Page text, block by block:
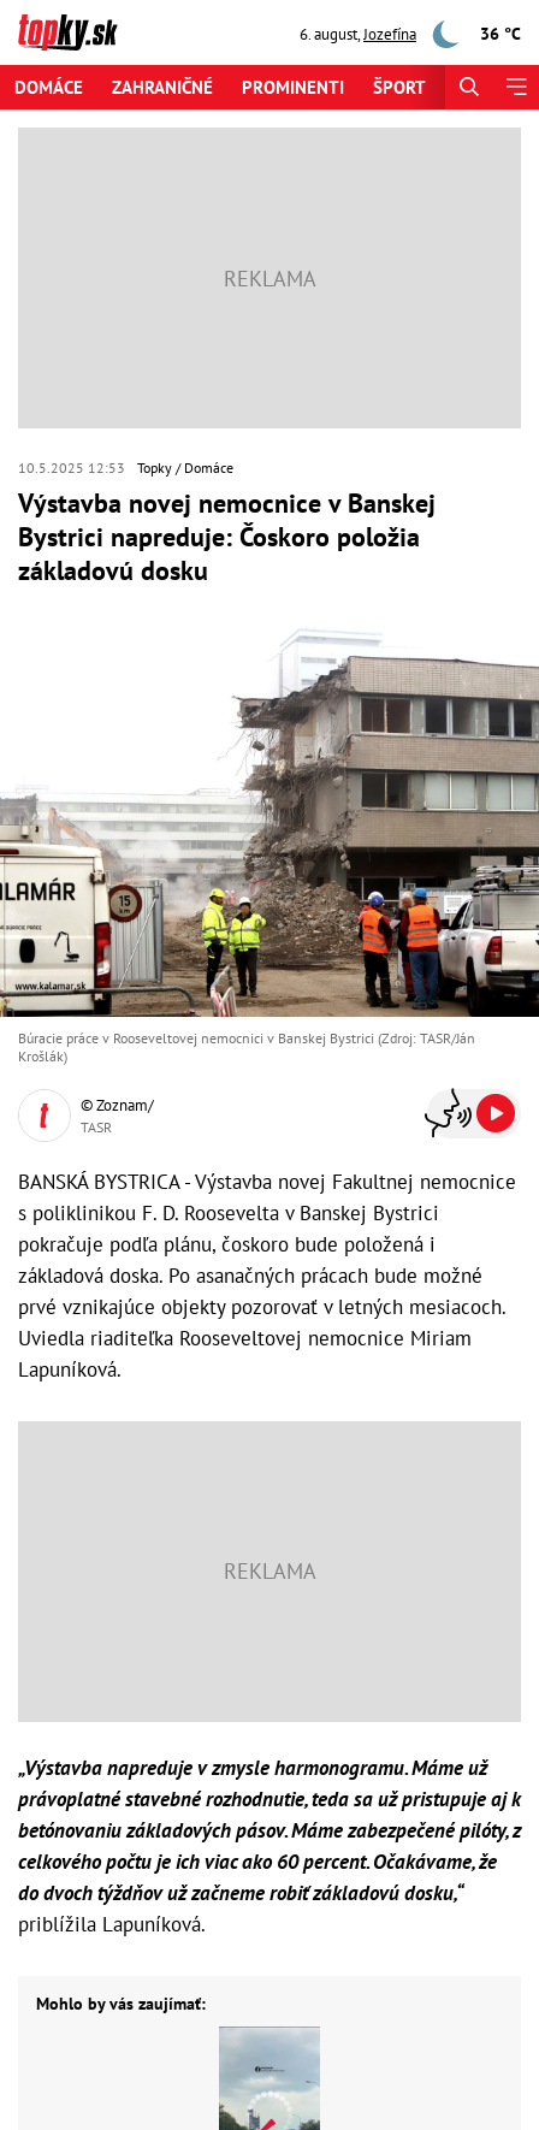
6. august,Jozefína 36 °C
DOMÁCE ZAHRANIČNÉ PROMINENTI ŠPORT
10.5.2025 12:53 Topky Domáce
Výstavba novej nemocnice v Banskej
Bystrici napreduje: Čoskoro položia
základovú dosku
Búracie práce v Rooseveltovej nemocnici v Banskej Bystrici (Zdroj: TASR/Ján
Krošlák)
© Zoznam/
TASR
BANSKÁ BYSTRICA - Výstavba novej Fakultnej nemocnice
s poliklinikou F. D. Roosevelta v Banskej Bystrici
pokračuje podľa plánu, čoskoro bude položená i
základová doska. Po asanačných prácach bude možné
prvé vznikajúce objekty pozorovať v letných mesiacoch.
Uviedla riaditeľka Rooseveltovej nemocnice Miriam
Lapuníková.
„Výstavba napreduje v zmysle harmonogramu. Máme už
právoplatné stavebné rozhodnutie, teda sa už pristupuje aj k
betónovaniu základových pásov. Máme zabezpečené pilóty, z
celkového počtu je ich viac ako 60 percent. Očakávame, že
do dvoch týždňov už začneme robiť základovú dosku,“
priblížila Lapuníková.
Mohlo by vás zaujímať: